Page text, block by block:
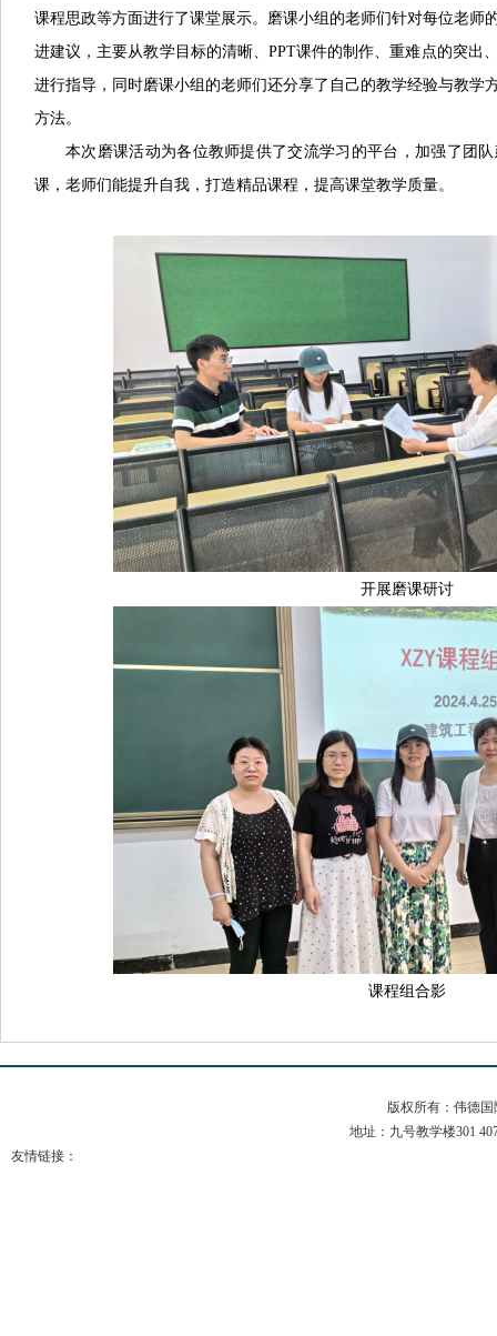
课程思政等方面进行了课堂展示。磨课小组的老师们针对每位老师
进建议，主要从教学目标的清晰、PPT课件的制作、重难点的突出
进行指导，同时磨课小组的老师们还分享了自己的教学经验与教学
方法。
本次磨课活动为各位教师提供了交流学习的平台，加强了团
课，老师们能提升自我，打造精品课程，提高课堂教学质量。
开展磨课研讨
课程组合影
版权所有：伟德国
地址：九号教学楼301
友情链接：